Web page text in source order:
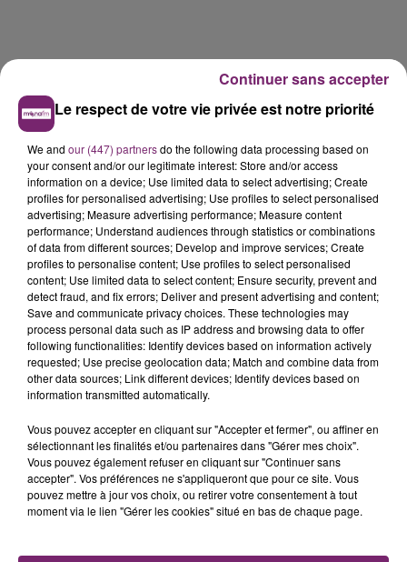
La Bulle - Guinguette éphémère
de Frelinghien !
éclipse solaire du 12 Août 2026
Le respect de votre vie privée est notre priorité
We and our (447) partnersdo the following data processing based on
your consent and/or our legitimate interest: Store and/or access
information on a device; Use limited data to select advertising; Create
profiles for personalised advertising; Use profiles to select personalised
advertising; Measure advertising performance; Measure content
performance; Understand audiences through statistics or combinations
of data from different sources; Develop and improve services; Create
profiles to personalise content; Use profiles to select personalised
content; Use limited data to select content; Ensure security, prevent and
detect fraud, and fix errors; Deliver and present advertising and content;
Save and communicate privacy choices. These technologies may
process personal data such as IP address and browsing data to offer
following functionalities: Identify devices based on information actively
requested; Use precise geolocation data; Match and combine data from
other data sources; Link different devices; Identify devices based on
information transmitted automatically.
Vous pouvez accepter en cliquant sur "Accepter et fermer", ou affiner en
sélectionnant les finalités et/ou partenaires dans "Gérer mes choix".
Vous pouvez également refuser en cliquant sur "Continuer sans
accepter". Vos préférences ne s'appliqueront que pour ce site. Vous
pouvez mettre à jour vos choix, ou retirer votre consentement à tout
moment via le lien "Gérer les cookies" situé en bas de chaque page.
Continuer sans accepter